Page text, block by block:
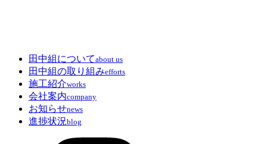
田中組についてabout us
田中組の取り組みefforts
施工紹介works
会社案内company
お知らせnews
進捗状況blog